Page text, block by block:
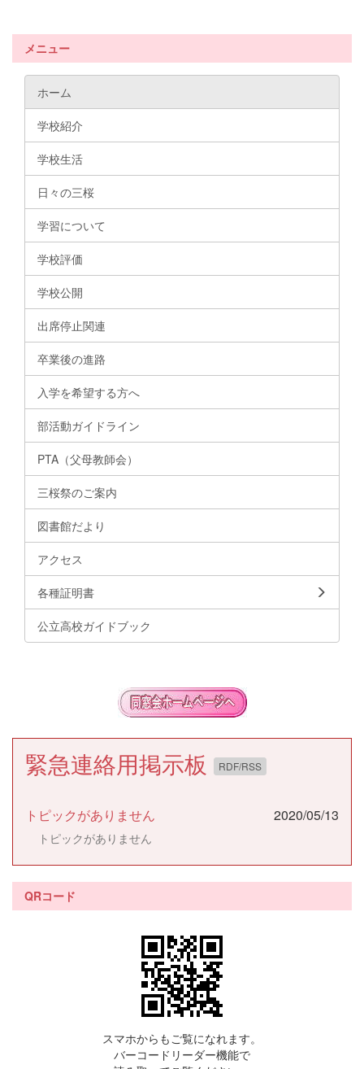
メニュー
ホーム
学校紹介
学校生活
日々の三桜
学習について
学校評価
学校公開
出席停止関連
卒業後の進路
入学を希望する方へ
部活動ガイドライン
PTA（父母教師会）
三桜祭のご案内
図書館だより
アクセス
各種証明書
公立高校ガイドブック
緊急連絡用掲示板 RDF/RSS
トピックがありません 2020/05/13
トピックがありません
QRコード
スマホからもご覧になれます。
バーコードリーダー機能で